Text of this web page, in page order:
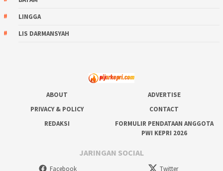
LINGGA
LIS DARMANSYAH
ABOUT
ADVERTISE
PRIVACY & POLICY
CONTACT
REDAKSI
FORMULIR PENDATAAN ANGGOTA
PWI KEPRI 2026
JARINGAN SOCIAL
Facebook Twitter